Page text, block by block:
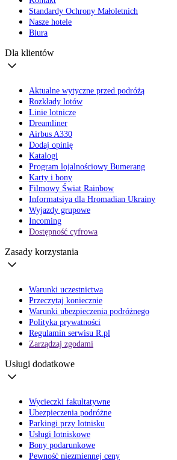
Standardy Ochrony Małoletnich
Nasze hotele
Biura
Dla klientów
Aktualne wytyczne przed podróżą
Rozkłady lotów
Linie lotnicze
Dreamliner
Airbus A330
Dodaj opinię
Katalogi
Program lojalnościowy Bumerang
Karty i bony
Filmowy Świat Rainbow
Informatsiya dla Hromadian Ukrainy
Wyjazdy grupowe
Incoming
Dostępność cyfrowa
Zasady korzystania
Warunki uczestnictwa
Przeczytaj koniecznie
Warunki ubezpieczenia podróżnego
Polityka prywatności
Regulamin serwisu R.pl
Zarządzaj zgodami
Usługi dodatkowe
Wycieczki fakultatywne
Ubezpieczenia podróżne
Parkingi przy lotnisku
Usługi lotniskowe
Bony podarunkowe
Pewność niezmiennej ceny